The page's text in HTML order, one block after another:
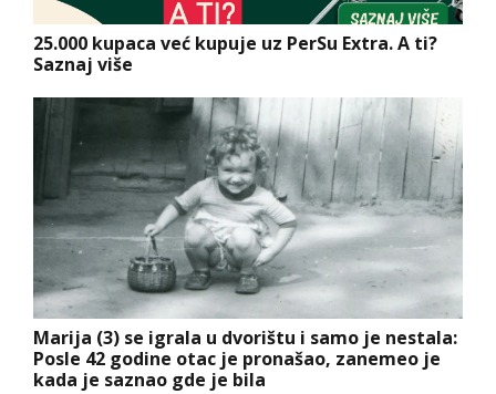
25.000 kupaca već kupuje uz PerSu Extra. A ti?
Saznaj više
Marija (3) se igrala u dvorištu i samo je nestala:
Posle 42 godine otac je pronašao, zanemeo je
kada je saznao gde je bila